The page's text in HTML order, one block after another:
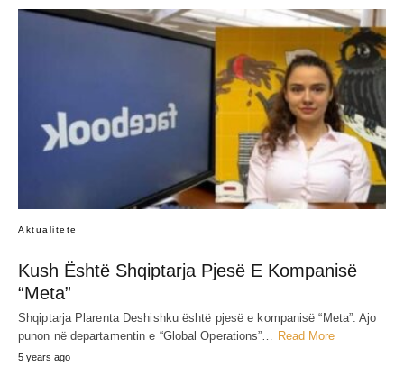
Aktualitete
Kush Është Shqiptarja Pjesë E Kompanisë
“Meta”
Shqiptarja Plarenta Deshishku është pjesë e kompanisë “Meta”. Ajo
punon në departamentin e “Global Operations”… Read More
5 years ago